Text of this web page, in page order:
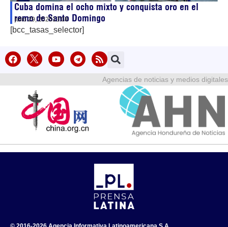
Cuba domina el ocho mixto y conquista oro en el
remo de Santo Domingo
julio 29, 202613:08
[bcc_tasas_selector]
Agencias de noticias y medios digitales